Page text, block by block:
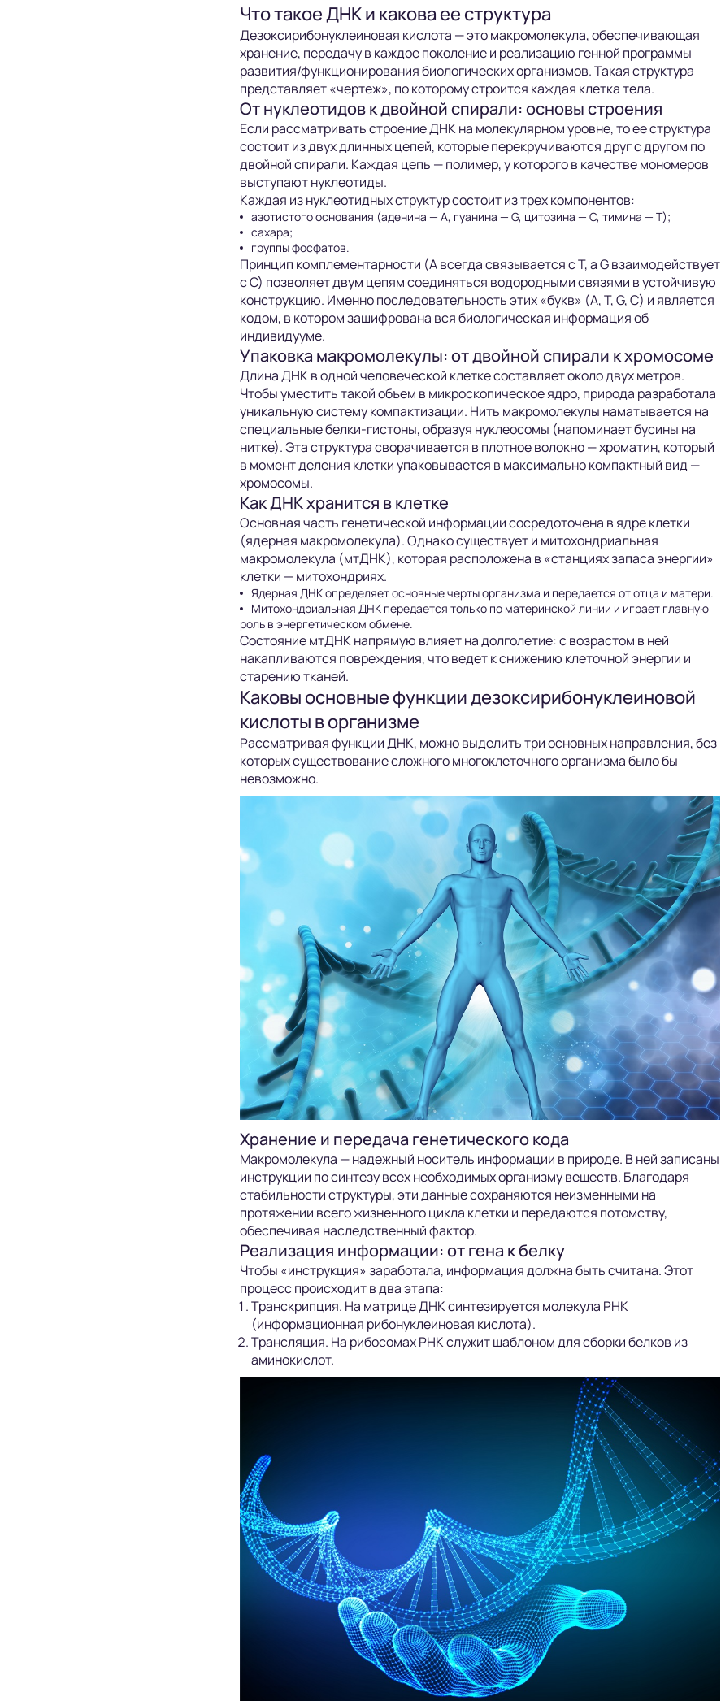
Что такое ДНК и какова ее структура
Дезоксирибонуклеиновая кислота — это макромолекула, обеспечивающая
хранение, передачу в каждое поколение и реализацию генной программы
развития/функционирования биологических организмов. Такая структура
представляет «чертеж», по которому строится каждая клетка тела.
От нуклеотидов к двойной спирали: основы строения
Если рассматривать строение ДНК на молекулярном уровне, то ее структура
состоит из двух длинных цепей, которые перекручиваются друг с другом по
двойной спирали. Каждая цепь — полимер, у которого в качестве мономеров
выступают нуклеотиды.
Каждая из нуклеотидных структур состоит из трех компонентов:
азотистого основания (аденина — A, гуанина — G, цитозина — C, тимина — T);
сахара;
группы фосфатов.
Принцип комплементарности (А всегда связывается с Т, а G взаимодействует
с С) позволяет двум цепям соединяться водородными связями в устойчивую
конструкцию. Именно последовательность этих «букв» (A, T, G, C) и является
кодом, в котором зашифрована вся биологическая информация об
индивидууме.
Упаковка макромолекулы: от двойной спирали к хромосоме
Длина ДНК в одной человеческой клетке составляет около двух метров.
Чтобы уместить такой объем в микроскопическое ядро, природа разработала
уникальную систему компактизации. Нить макромолекулы наматывается на
специальные белки-гистоны, образуя нуклеосомы (напоминает бусины на
нитке). Эта структура сворачивается в плотное волокно — хроматин, который
в момент деления клетки упаковывается в максимально компактный вид —
хромосомы.
Как ДНК хранится в клетке
Основная часть генетической информации сосредоточена в ядре клетки
(ядерная макромолекула). Однако существует и митохондриальная
макромолекула (мтДНК), которая расположена в «станциях запаса энергии»
клетки — митохондриях.
Ядерная ДНК определяет основные черты организма и передается от отца и матери.
Митохондриальная ДНК передается только по материнской линии и играет главную
роль в энергетическом обмене.
Состояние мтДНК напрямую влияет на долголетие: с возрастом в ней
накапливаются повреждения, что ведет к снижению клеточной энергии и
старению тканей.
Каковы основные функции дезоксирибонуклеиновой
кислоты в организме
Рассматривая функции ДНК, можно выделить три основных направления, без
которых существование сложного многоклеточного организма было бы
невозможно.
Хранение и передача генетического кода
Макромолекула — надежный носитель информации в природе. В ней записаны
инструкции по синтезу всех необходимых организму веществ. Благодаря
стабильности структуры, эти данные сохраняются неизменными на
протяжении всего жизненного цикла клетки и передаются потомству,
обеспечивая наследственный фактор.
Реализация информации: от гена к белку
Чтобы «инструкция» заработала, информация должна быть считана. Этот
процесс происходит в два этапа:
Транскрипция. На матрице ДНК синтезируется молекула РНК
(информационная рибонуклеиновая кислота).
Трансляция. На рибосомах РНК служит шаблоном для сборки белков из
аминокислот.